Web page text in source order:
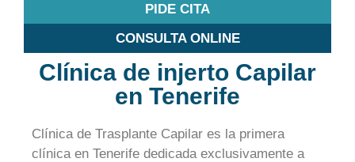
PIDE CITA
CONSULTA ONLINE
Clínica de injerto Capilar
en Tenerife
Clínica de Trasplante Capilar es la primera
clínica en Tenerife dedicada exclusivamente a